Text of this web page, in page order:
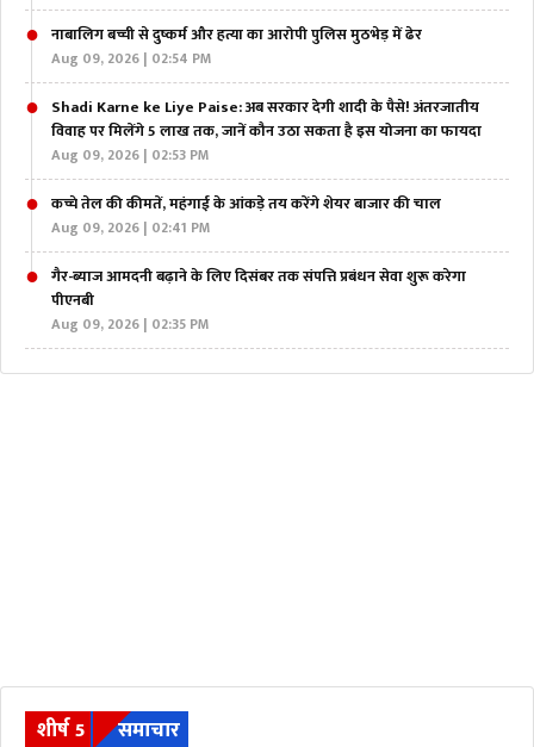
नाबालिग बच्ची से दुष्कर्म और हत्या का आरोपी पुलिस मुठभेड़ में ढेर
Aug 09, 2026 | 02:54 PM
Shadi Karne ke Liye Paise: अब सरकार देगी शादी के पैसे! अंतरजातीय
विवाह पर मिलेंगे 5 लाख तक, जानें कौन उठा सकता है इस योजना का फायदा
Aug 09, 2026 | 02:53 PM
कच्चे तेल की कीमतें, महंगाई के आंकड़े तय करेंगे शेयर बाजार की चाल
Aug 09, 2026 | 02:41 PM
गैर-ब्याज आमदनी बढ़ाने के लिए दिसंबर तक संपत्ति प्रबंधन सेवा शुरू करेगा
पीएनबी
Aug 09, 2026 | 02:35 PM
शीर्ष 5 समाचार